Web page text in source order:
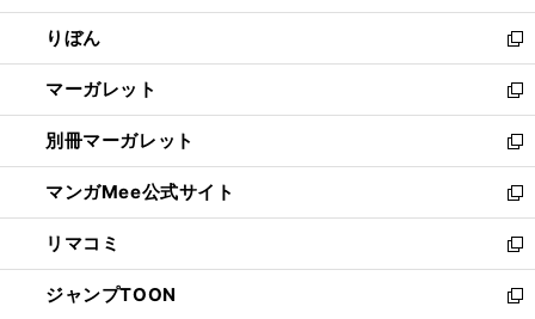
開
く
ウ
で
開
く
ン
ド
ウ
で
開
く
ウ
ィ
ン
ド
ウ
で
開
く
りぼん
新
し
い
ウ
ィ
ン
ド
ウ
で
開
く
マーガレット
新
し
い
ウ
ィ
ン
ド
ウ
で
別冊マーガレット
新
し
い
ウ
ィ
ン
ド
マンガMee公式サイト
新
し
い
ウ
ィ
リマコミ
新
し
い
ジャンプTOON
新